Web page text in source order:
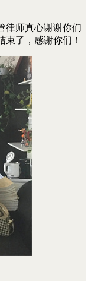
律师真心谢谢你们
束了，感谢你们！